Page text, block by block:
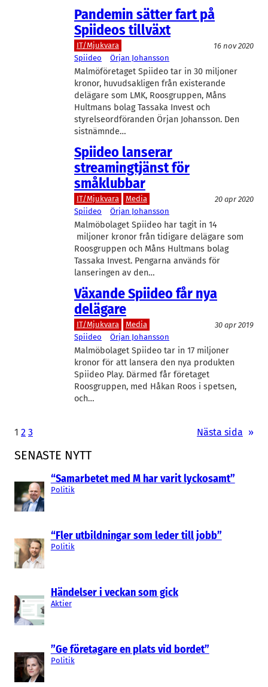
SENASTE NYTT
“Samarbetet med M har varit lyckosamt”
Politik
“Fler utbildningar som leder till jobb”
Politik
Händelser i veckan som gick
Aktier
”Ge företagare en plats vid bordet”
Politik
Pandemin sätter fart på
Spiideos tillväxt
IT/Mjukvara
16 nov 2020
Spiideo
Örjan Johansson
Malmöföretaget Spiideo tar in 30 miljoner
kronor, huvudsakligen från existerande
delägare som LMK, Roosgruppen, Måns
Hultmans bolag Tassaka Invest och
styrelseordföranden Örjan Johansson. Den
sistnämnde…
Spiideo lanserar
streamingtjänst för
småklubbar
IT/Mjukvara Media
20 apr 2020
Spiideo
Örjan Johansson
Malmöbolaget Spiideo har tagit in 14
miljoner kronor från tidigare delägare som
Roosgruppen och Måns Hultmans bolag
Tassaka Invest. Pengarna används för
lanseringen av den…
Växande Spiideo får nya
delägare
IT/Mjukvara Media
30 apr 2019
Spiideo
Örjan Johansson
Malmöbolaget Spiideo tar in 17 miljoner
kronor för att lansera den nya produkten
Spiideo Play. Därmed får företaget
Roosgruppen, med Håkan Roos i spetsen,
och…
1 2 3 Nästa sida »